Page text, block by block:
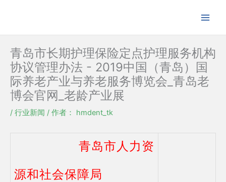
内
青岛市长期护理保险定点护理服务机构
协议管理办法 - 2019中国（青岛）国
际养老产业与养老服务博览会_青岛老
博会官网_老龄产业展
/ 行业新闻 / 作者： hmdent_tk
青岛市人力资
源和社会保障局